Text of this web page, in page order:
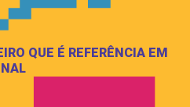
QUE É REFERÊNCIA EM